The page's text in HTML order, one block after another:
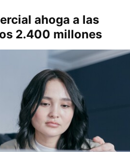
ahoga a las
2.400 millones